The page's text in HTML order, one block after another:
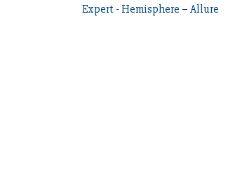
Expert - Hemisphere – Allure